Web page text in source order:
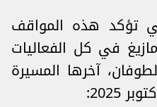
تؤكد هذه المواقف
في كل الفعاليات
آخرها المسيرة